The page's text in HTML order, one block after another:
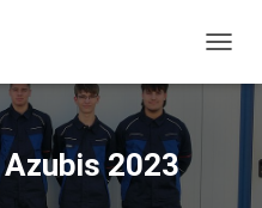
A
Azubis 2023